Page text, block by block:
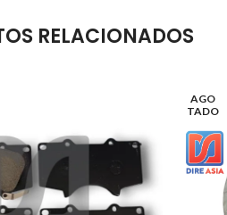
RELACIONADOS
AGO
TADO